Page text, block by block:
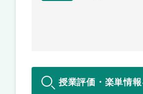
授業評価・楽単情